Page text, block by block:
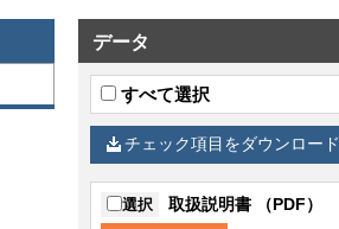
データ
すべて選択
チェック項目をダウンロード
選択 取扱説明書 （PDF）